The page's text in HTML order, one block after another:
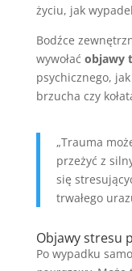
życiu, jak
Bodźce
wywołać objawy
psychicznego,
brzucha czy
„Trauma
przeżyć z
się
trwałego
Objawy stresu
Po wypadku